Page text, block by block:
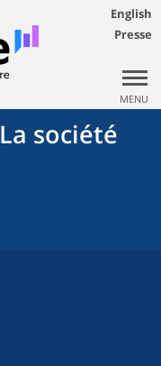
English
Presse
MENU
société